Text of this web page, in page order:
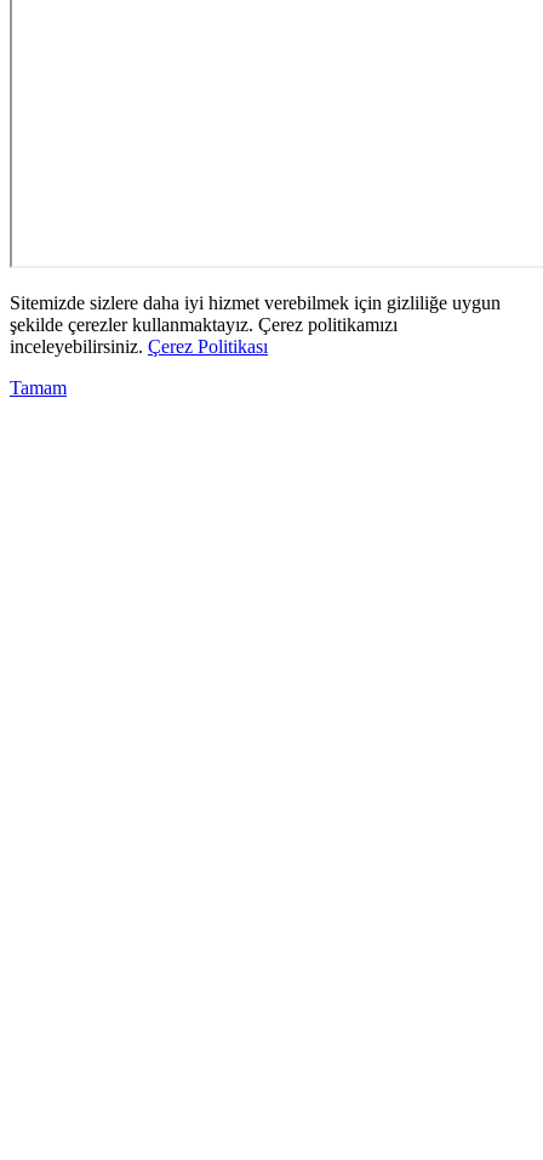
Sitemizde sizlere daha iyi hizmet verebilmek için gizliliğe uygun
şekilde çerezler kullanmaktayız. Çerez politikamızı
inceleyebilirsiniz. Çerez Politikası
Tamam